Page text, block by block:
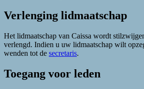
Verlenging lidmaatschap
Het lidmaatschap van Caissa wordt
verlengd. Indien u uw lidmaatschap wilt
wenden tot de secretaris.
Toegang voor leden